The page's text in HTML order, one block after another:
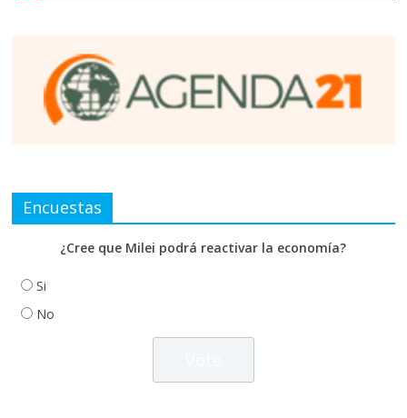
Encuestas
¿Cree que Milei podrá reactivar la economía?
Si
No